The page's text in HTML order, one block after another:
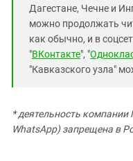
Дагестане, Чечне и
можно продолжать
как обычно, и в
"ВКонтакте", "
"Кавказского узла"
* деятельность компании
WhatsApp) запрещена в